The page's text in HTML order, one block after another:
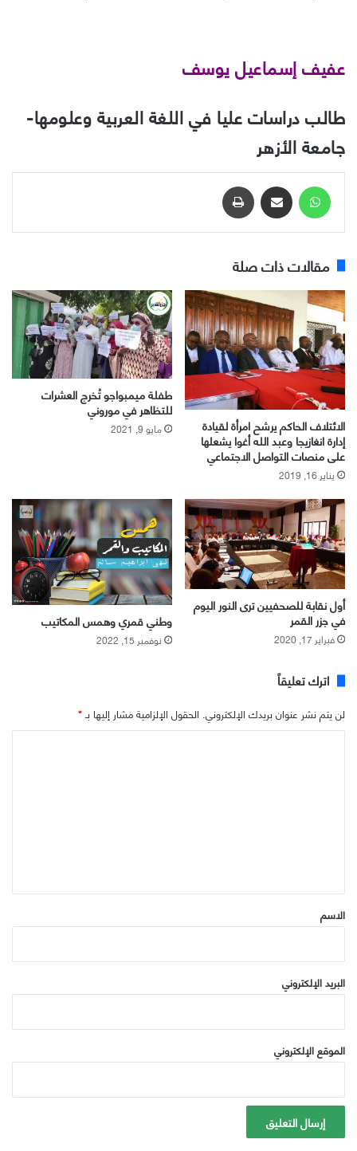
عفيف إسماعيل يوسف
طالب دراسات عليا في اللغة العربية وعلومها-
جامعة الأزهر
مقالات ذات صلة
الائتلاف الحاكم يرشح امرأة لقيادة
إدارة انغازيجا وعبد الله أغوا يشعلها
على منصات التواصل الاجتماعي
يناير 16, 2019
طفلة ميمبواجو تُخرج العشرات
للتظاهر في موروني
مايو 9, 2021
أول نقابة للصحفيين ترى النور اليوم
في جزر القمر
فبراير 17, 2020
وطني قمري وهمس المكاتيب
نوفمبر 15, 2022
اترك تعليقاً
لن يتم نشر عنوان بريدك الإلكتروني. الحقول الإلزامية مشار إليها بـ*
*
الاسم
البريد الإلكتروني
الموقع الإلكتروني